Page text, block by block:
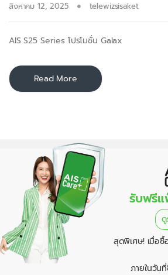
สิงหาคม 12, 2025
telewizsisaket
AIS S25 Series โปรโมชั่น Galax
Read More
รับฟรีแ
สุดพิเศษ! เมื่อ
ภายในวัน